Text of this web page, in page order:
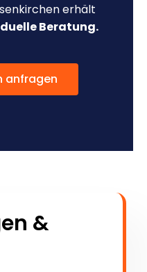
erhält
Beratung.
anfragen
&